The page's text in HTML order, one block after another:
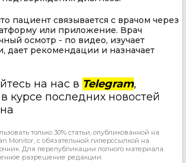
пациент связывается с врачом через
или приложение. Врач
осмотр - по видео, изучает
дает рекомендации и назначает
на нас в Telegram,
курсе последних новостей
только 30% статьи, опубликованной на
Monitor, с обязательной гиперссылкой на
Для перепубликации полного материала
разрешение редакции.